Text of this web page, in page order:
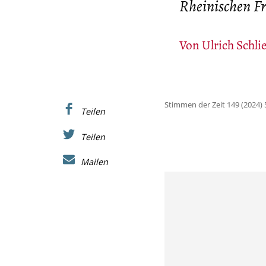
Rheinischen
VonUlrich
Stimmen der Zeit 149 (2024)
Teilen
Teilen
Mailen